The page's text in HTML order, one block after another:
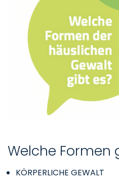
Welche Formen
KÖRPERLICHE GEWALT